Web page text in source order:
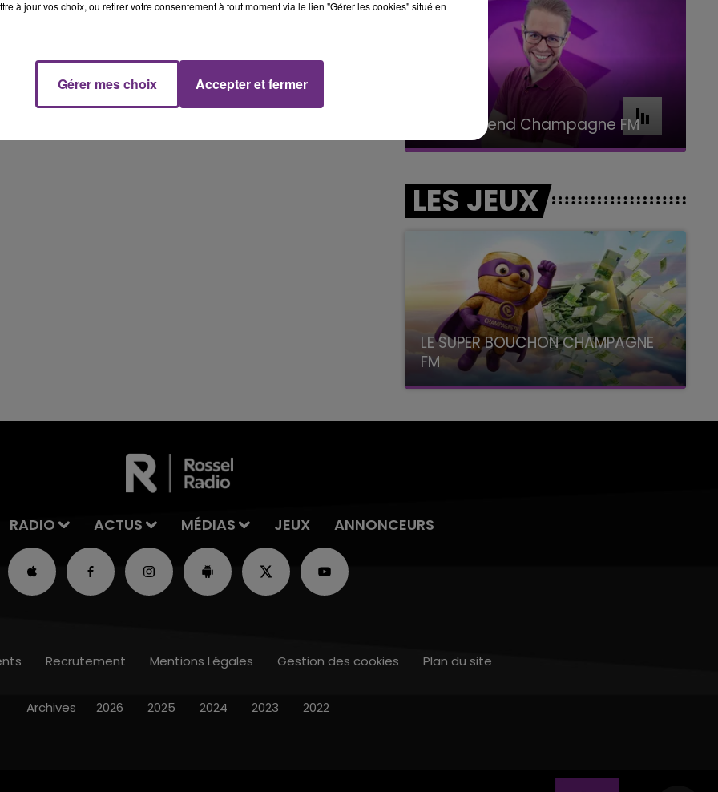
11h00 - 16h00 16h00 - 20h00
Le Week-end Champagne FM
LES JEUX
LE SUPER BOUCHON CHAMPAGNE
FM
avec La Famille Champagne FM, à 8H10
RADIO ACTUS MÉDIAS JEUX ANNONCEURS
Recrutement Mentions Légales Gestion des cookies Plan du site
Archives 2026 2025 2024 2023 2022
à jour vos choix, ou retirer votre consentement à tout moment via le lien "Gérer les cookies" situé en
Gérer mes choix Accepter et fermer